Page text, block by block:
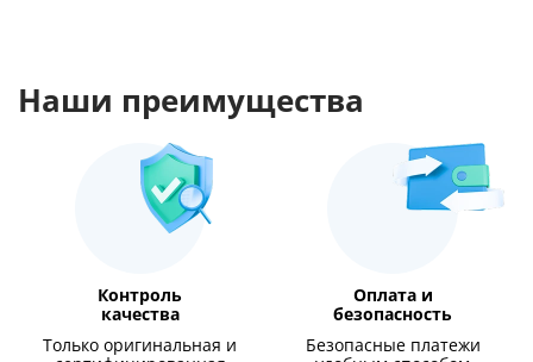
Наши преимущества
Контроль
качества
Только оригинальная и
Оплата и
безопасность
Безопасные платежи